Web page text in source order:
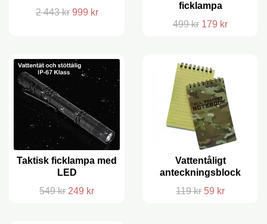
2 443 kr 999 kr
ficklampa
499 kr 179 kr
Taktisk ficklampa med
LED
549 kr 249 kr
Vattentåligt
anteckningsblock
119 kr 59 kr